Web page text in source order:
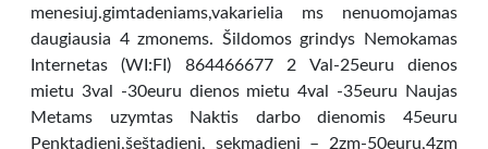
menesiuj.gimtadeniams,vakarielia ms nenuomojamas
daugiausia 4 zmonems. Šildomos grindys Nemokamas
Internetas (WI:FI) 864466677 2 Val-25euru dienos
mietu 3val -30euru dienos mietu 4val -35euru Naujas
Metams uzymtas Naktis darbo dienomis 45euru
Penktadienį,šeštadienį, sekmadienį – 2zm-50euru,4zm